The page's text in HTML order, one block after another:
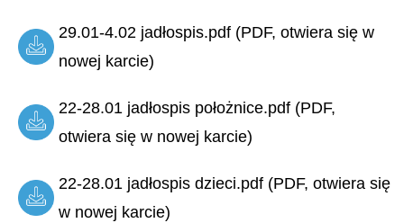
29.01-4.02 jadłospis.pdf (PDF, otwiera się w
nowej karcie)
22-28.01 jadłospis położnice.pdf (PDF,
otwiera się w nowej karcie)
22-28.01 jadłospis dzieci.pdf (PDF, otwiera się
w nowej karcie)